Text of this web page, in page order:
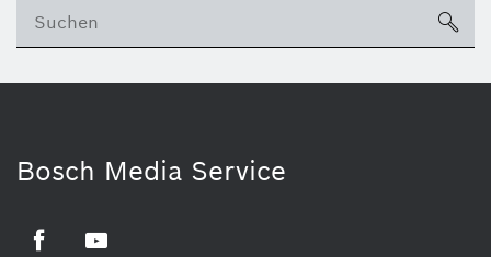
Bosch Media Service